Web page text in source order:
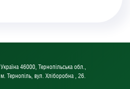
Україна 46000, Тернопільська обл.,
м. Тернопіль, вул. Хліборобна , 26.